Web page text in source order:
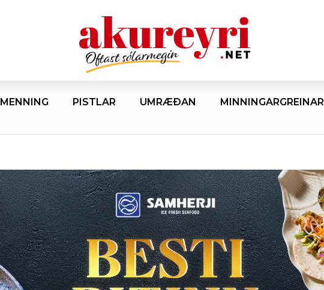
MENNING PISTLAR UMRÆÐAN MINNINGARGREINAR